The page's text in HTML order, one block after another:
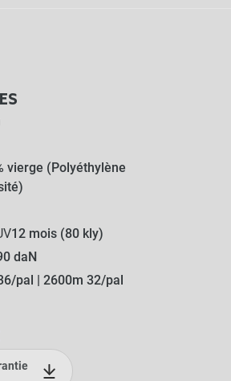
vierge (Polyéthylène
12 mois (80 kly)
daN
pal | 2600m 32/pal